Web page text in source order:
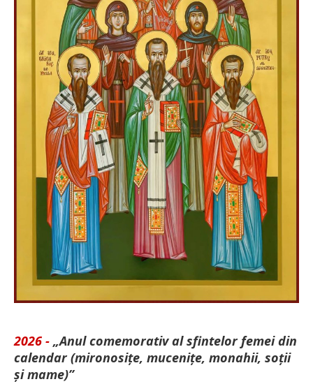
2026 - „Anul comemorativ al sfintelor femei din
calendar (mironosițe, mu­cenițe, monahii, soții
și mame)”